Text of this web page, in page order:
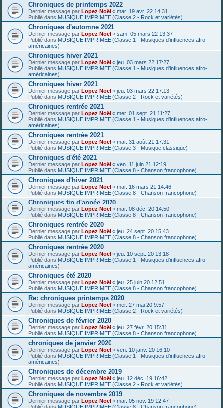
Chroniques de printemps 2022
Dernier message par Lopez Noël « mar. 19 avr. 22 14:31
Publié dans MUSIQUE IMPRIMEE (Classe 2 - Rock et variétés)
Chroniques d'automne 2021
Dernier message par Lopez Noël « sam. 05 mars 22 13:37
Publié dans MUSIQUE IMPRIMEE (Classe 1 - Musiques d'influences afro-
américaines)
Chroniques hiver 2021
Dernier message par Lopez Noël « jeu. 03 mars 22 17:27
Publié dans MUSIQUE IMPRIMEE (Classe 1 - Musiques d'influences afro-
américaines)
Chroniques hiver 2021
Dernier message par Lopez Noël « jeu. 03 mars 22 17:13
Publié dans MUSIQUE IMPRIMEE (Classe 2 - Rock et variétés)
Chroniques rentrée 2021
Dernier message par Lopez Noël « mer. 01 sept. 21 11:27
Publié dans MUSIQUE IMPRIMEE (Classe 1 - Musiques d'influences afro-
américaines)
Chroniques rentrée 2021
Dernier message par Lopez Noël « mar. 31 août 21 17:31
Publié dans MUSIQUE IMPRIMEE (Classe 3 - Musique classique)
Chroniques d'été 2021
Dernier message par Lopez Noël « ven. 11 juin 21 12:19
Publié dans MUSIQUE IMPRIMEE (Classe 8 - Chanson francophone)
Chroniques d'hiver 2021
Dernier message par Lopez Noël « mar. 16 mars 21 14:46
Publié dans MUSIQUE IMPRIMEE (Classe 8 - Chanson francophone)
Chroniques fin d'année 2020
Dernier message par Lopez Noël « mar. 08 déc. 20 14:50
Publié dans MUSIQUE IMPRIMEE (Classe 8 - Chanson francophone)
Chroniques rentrée 2020
Dernier message par Lopez Noël « jeu. 24 sept. 20 15:43
Publié dans MUSIQUE IMPRIMEE (Classe 8 - Chanson francophone)
Chroniques rentrée 2020
Dernier message par Lopez Noël « jeu. 10 sept. 20 13:18
Publié dans MUSIQUE IMPRIMEE (Classe 1 - Musiques d'influences afro-
américaines)
Chroniques été 2020
Dernier message par Lopez Noël « jeu. 25 juin 20 12:51
Publié dans MUSIQUE IMPRIMEE (Classe 8 - Chanson francophone)
Re: chroniques printemps 2020
Dernier message par Lopez Noël « mer. 27 mai 20 9:57
Publié dans MUSIQUE IMPRIMEE (Classe 2 - Rock et variétés)
Chroniques de février 2020
Dernier message par Lopez Noël « jeu. 27 févr. 20 15:31
Publié dans MUSIQUE IMPRIMEE (Classe 8 - Chanson francophone)
chroniques de janvier 2020
Dernier message par Lopez Noël « ven. 10 janv. 20 16:10
Publié dans MUSIQUE IMPRIMEE (Classe 1 - Musiques d'influences afro-
américaines)
Chroniques de décembre 2019
Dernier message par Lopez Noël « jeu. 12 déc. 19 16:42
Publié dans MUSIQUE IMPRIMEE (Classe 2 - Rock et variétés)
Chroniques de novembre 2019
Dernier message par Lopez Noël « mar. 05 nov. 19 12:47
Publié dans MUSIQUE IMPRIMEE (Classe 8 - Chanson francophone)